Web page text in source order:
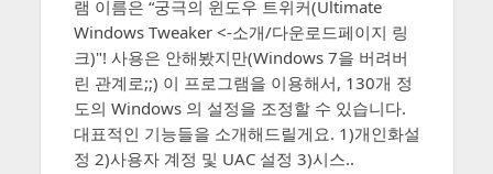
램 이름은 “궁극의 윈도우 트위커(Ultimate
Windows Tweaker <-소개/다운로드페이지 링
크)"! 사용은 안해봤지만(Windows 7을 버려버
린 관계로;;) 이 프로그램을 이용해서, 130개 정
도의 Windows 의 설정을 조정할 수 있습니다.
대표적인 기능들을 소개해드릴게요. 1)개인화설
정 2)사용자 계정 및 UAC 설정 3)시스..